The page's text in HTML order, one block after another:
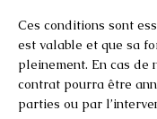
Ces conditions sont
est valable et que sa
pleinement. En cas de
contrat pourra être
parties ou par